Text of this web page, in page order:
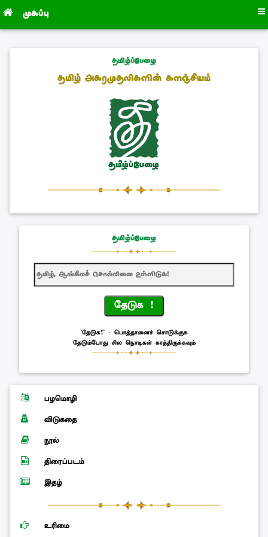
முகப்பு
தமிழ்ப்பேழை
தமிழ் அகரமுதலிகளின் களஞ்சியம்
தமிழ்ப்பேழை
தேடுக !
'தேடுக!' - பொத்தானைச் சொடுக்குக
தேடும்போது சில நொடிகள் காத்திருக்கவும்
பழமொழி
விடுகதை
நூல்
திரைப்படம்
இதழ்
உரிமை